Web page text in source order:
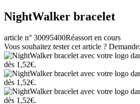
NightWalker bracelet
article n° 30095400Réassort en cours
Vous souhaitez tester cet article ?